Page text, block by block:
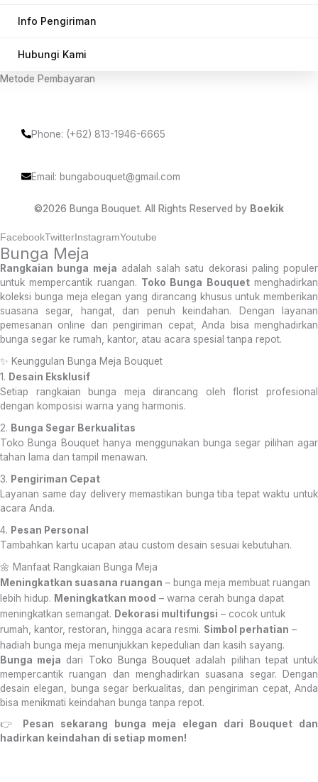
Info Pengiriman
Hubungi Kami
Metode Pembayaran
Phone: (+62) 813-1946-6665
Email: bungabouquet@gmail.com
©2026 Bunga Bouquet. All Rights Reserved by Boekik
FacebookTwitter InstagramYoutube
Bunga Meja
Rangkaian bunga meja adalah salah satu dekorasi paling populer
untuk mempercantik ruangan. Toko Bunga Bouquetmenghadirkan
koleksi bunga meja elegan yang dirancang khusus untuk memberikan
suasana segar, hangat, dan penuh keindahan. Dengan layanan
pemesanan online dan pengiriman cepat, Anda bisa menghadirkan
bunga segar ke rumah, kantor, atau acara spesial tanpa repot.
✨ Keunggulan Bunga Meja Bouquet
1. Desain Eksklusif
Setiap rangkaian bunga meja dirancang oleh florist profesional
dengan komposisi warna yang harmonis.
2. Bunga Segar Berkualitas
Toko Bunga Bouquet hanya menggunakan bunga segar pilihan agar
tahan lama dan tampil menawan.
3. Pengiriman Cepat
Layanan same day delivery memastikan bunga tiba tepat waktu untuk
acara Anda.
4. Pesan Personal
Tambahkan kartu ucapan atau custom desain sesuai kebutuhan.
🌼 Manfaat Rangkaian Bunga Meja
Meningkatkan suasana ruangan – bunga meja membuat ruangan
lebih hidup. Meningkatkan mood – warna cerah bunga dapat
meningkatkan semangat. Dekorasi multifungsi – cocok untuk
rumah, kantor, restoran, hingga acara resmi. Simbol perhatian –
hadiah bunga meja menunjukkan kepedulian dan kasih sayang.
Bunga meja dari Toko Bunga Bouquet adalah pilihan tepat untuk
mempercantik ruangan dan menghadirkan suasana segar. Dengan
desain elegan, bunga segar berkualitas, dan pengiriman cepat, Anda
bisa menikmati keindahan bunga tanpa repot.
👉
Pesan sekarang bunga meja elegan dari Bouquet dan
hadirkan keindahan di setiap momen!